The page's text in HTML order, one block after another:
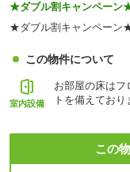
★ダブル割キャンペーン
★ダブル割キャンペーン
この物件について
室内設備
お部屋の床はフ
トを備えており
この